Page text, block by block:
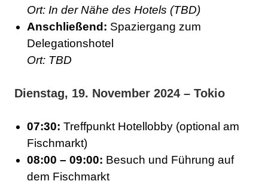
Ort: In der Nähe des Hotels (TBD)
Anschließend: Spaziergang zum
Delegationshotel
Ort: TBD
Dienstag, 19. November 2024 – Tokio
07:30: Treffpunkt Hotellobby (optional am
Fischmarkt)
08:00 – 09:00: Besuch und Führung auf
dem Fischmarkt